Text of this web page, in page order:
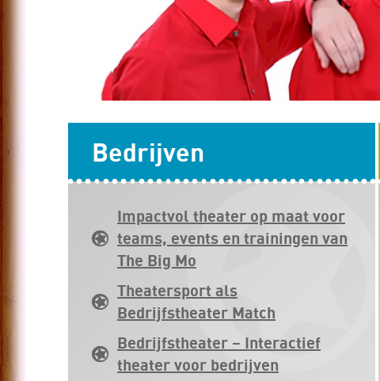
Bedrijven
Impactvol theater op maat voor
teams, events en trainingen van
The Big Mo
Theatersport als
Bedrijfstheater Match
Bedrijfstheater – Interactief
theater voor bedrijven